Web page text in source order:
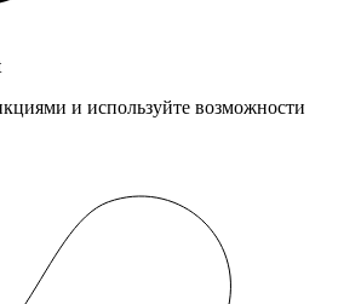
и используйте возможности